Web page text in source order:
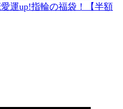
運up!指輪の福袋！【半額